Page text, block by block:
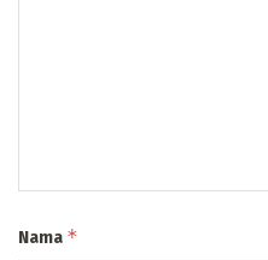
Nama *